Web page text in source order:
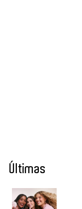
Últimas